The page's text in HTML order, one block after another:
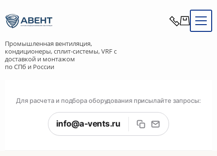
Промышленная вентиляция,
кондиционеры, сплит-системы, VRF с
доставкой и монтажом
по СПб и России
Для расчета и подбора оборудования присылайте запросы:
info@a-vents.ru